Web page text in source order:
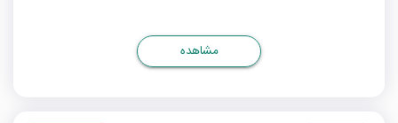
مشاهده